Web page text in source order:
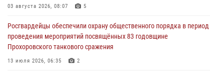
учебному году
Руководитель управления вневедомственной охраны Росгвардии
по Белгородской области принял участие во Всероссийском
совещании-семинаре в Нижнем Новгороде (видео)
03 августа 2026, 08:07 5
Росгвардейцы обеспечили охрану общественного порядка в период
проведения мероприятий посвящённых 83 годовщине
Прохоровского танкового сражения
13 июля 2026, 06:35 2